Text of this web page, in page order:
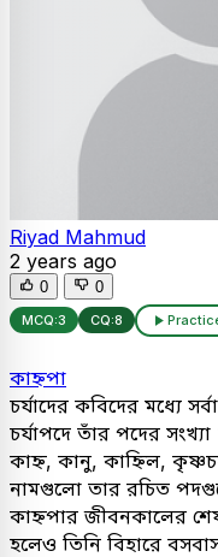
Riyad Mahmud
2 years ago
0 0
MCQ:3 CQ:8
কাহ্নপা
চর্যাদের কবিদের মধ্যে
চর্যাপদে তাঁর পদের
কাহ্ন, কানু, কাহ্নিল,
নামগুলো তার রচিত
কাহ্নপার জীবনকালের শেষ
হলেও তিনি বিহারে